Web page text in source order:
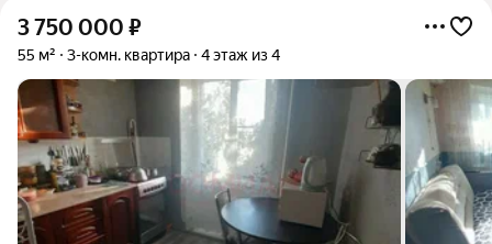
3 750 000 ₽
55 м² 3-комн. квартира 4 этаж из 4